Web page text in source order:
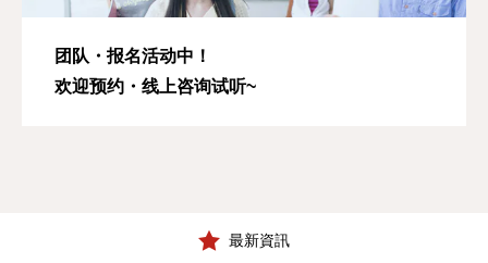
团队・报名活动中！
欢迎预约・线上咨询试听~
最新資訊